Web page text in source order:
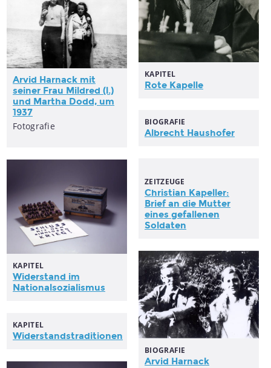
KAPITEL
Rote Kapelle
Arvid Harnack mit
seiner Frau Mildred (l.)
und Martha Dodd, um
1937
Fotografie BIOGRAFIE
Albrecht Haushofer
ZEITZEUGE
Christian Kapeller:
Brief an die Mutter
eines gefallenen
Soldaten
KAPITEL
Widerstand im
Nationalsozialismus
BIOGRAFIE
Arvid Harnack
KAPITEL
Widerstandstraditionen